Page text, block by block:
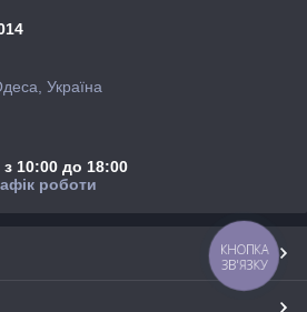
Україна
10:00 до 18:00
роботи
КНОПКА
ЗВ'ЯЗКУ